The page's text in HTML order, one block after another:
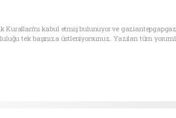
Kuralları’nı kabul etmiş bulunuyor ve
tek başınıza üstleniyorsunuz. Yazılan tüm